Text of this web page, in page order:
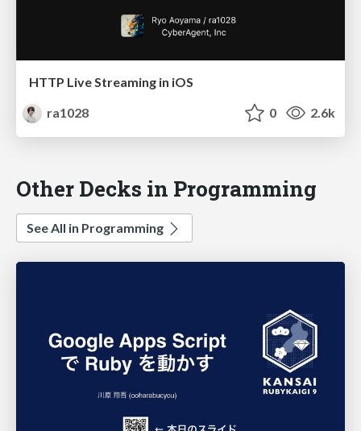
HTTP Live Streaming in iOS
ra1028
0 2.6k
Other Decks in Programming
See All in Programming